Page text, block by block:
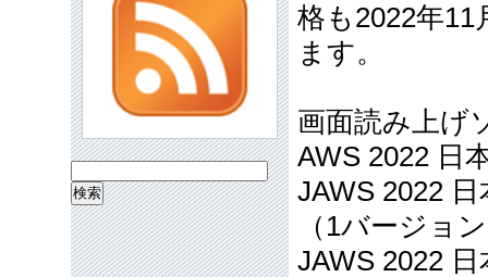
格も2022年11
ます。
画面読み上げ
AWS 2022 日
JAWS 2022
（1バージョ
JAWS 2022
索: